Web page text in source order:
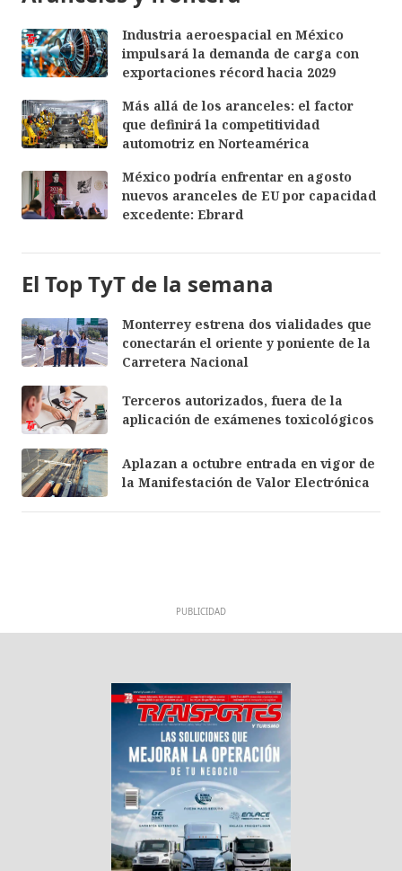
Industria aeroespacial en México
impulsará la demanda de carga con
exportaciones récord hacia 2029
Más allá de los aranceles: el factor
que definirá la competitividad
automotriz en Norteamérica
México podría enfrentar en agosto
nuevos aranceles de EU por capacidad
excedente: Ebrard
El Top TyT de la semana
Monterrey estrena dos vialidades que
conectarán el oriente y poniente de la
Carretera Nacional
Terceros autorizados, fuera de la
aplicación de exámenes toxicológicos
Aplazan a octubre entrada en vigor de
la Manifestación de Valor Electrónica
PUBLICIDAD